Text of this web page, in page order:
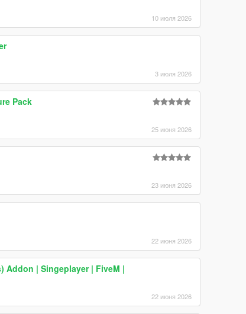
10 июля 2026
3 июля 2026
Pack
25 июня 2026
23 июня 2026
22 июня 2026
Addon | Singeplayer | FiveM |
22 июня 2026